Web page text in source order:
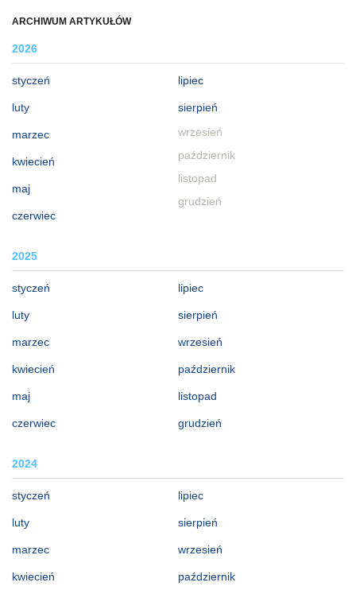
ARCHIWUM ARTYKUŁÓW
2026
styczeń
luty
marzec
kwiecień
maj
czerwiec
lipiec
sierpień
wrzesień
październik
listopad
grudzień
2025
styczeń
luty
marzec
kwiecień
maj
czerwiec
lipiec
sierpień
wrzesień
październik
listopad
grudzień
2024
styczeń
luty
marzec
kwiecień
lipiec
sierpień
wrzesień
październik